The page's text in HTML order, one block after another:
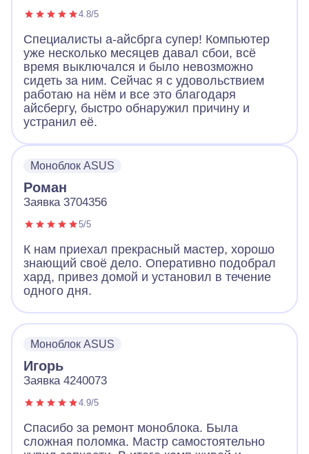
4.8/5
Специалисты а-айсбрга супер! Компьютер
уже несколько месяцев давал сбои, всё
время выключался и было невозможно
сидеть за ним. Сейчас я с удовольствием
работаю на нём и все это благодаря
айсбергу, быстро обнаружил причину и
устранил её.
Моноблок ASUS
Роман
Заявка 3704356
5/5
К нам приехал прекрасный мастер, хорошо
знающий своё дело. Оперативно подобрал
хард, привез домой и установил в течение
одного дня.
Моноблок ASUS
Игорь
Заявка 4240073
4.9/5
Спасибо за ремонт моноблока. Была
сложная поломка. Мастр самостоятельно